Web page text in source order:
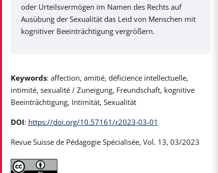
oder Urteilsvermögen im Namen des Rechts auf
Ausübung der Sexualität das Leid von Menschen mit
kognitiver Beeinträchtigung vergrößern.
Keywords: affection, amitié, déficience intellectuelle,
intimité, sexualité / Zuneigung, Freundschaft, kognitive
Beeinträchtigung, Intimität, Sexualität
DOI: https://doi.org/10.57161/r2023-03-01
Revue Suisse de Pédagogie Spécialisée, Vol. 13, 03/2023